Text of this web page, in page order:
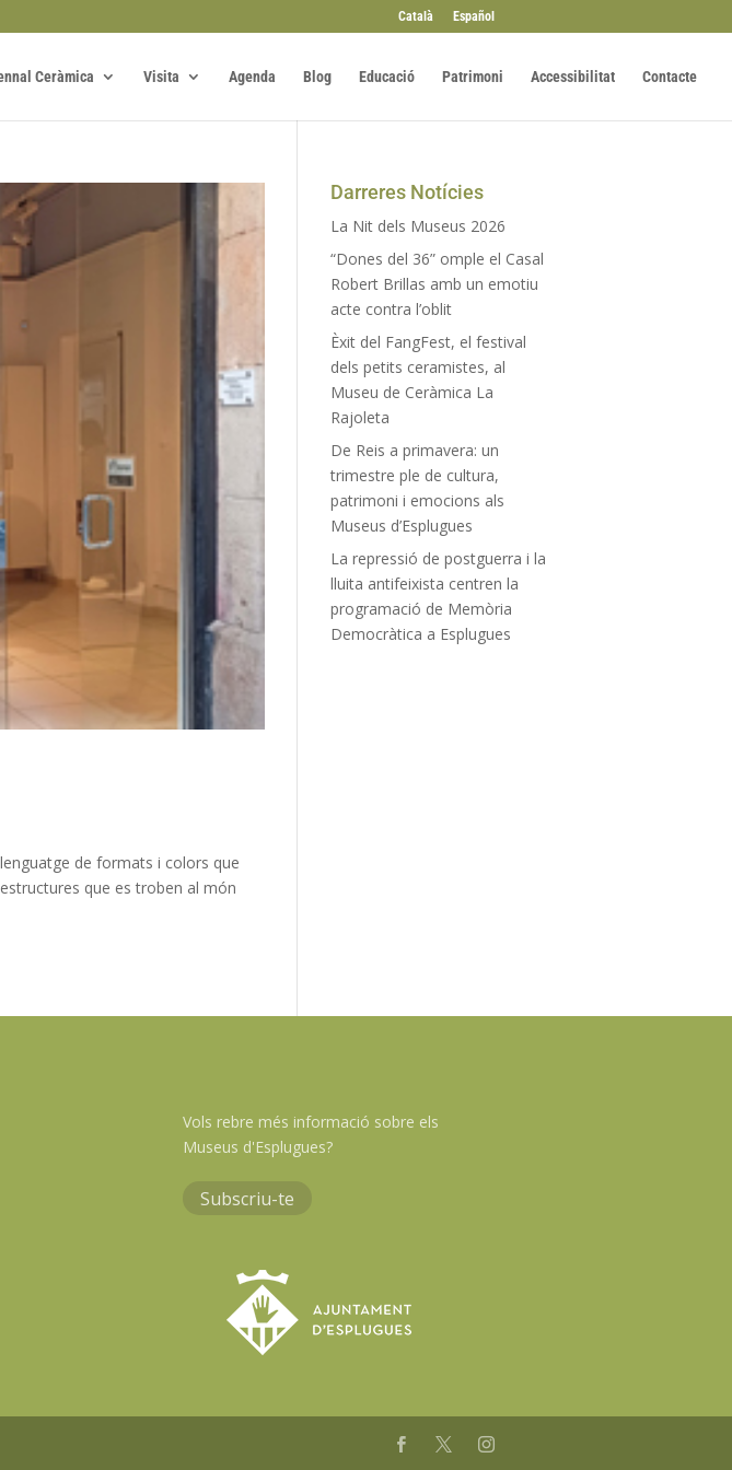
Català Español
Ceràmica Visita Agenda Blog Educació Patrimoni Accessibilitat Contacte
de formats i colors que
que es troben al món
Darreres Notícies
La Nit dels Museus 2026
“Dones del 36” omple el Casal
Robert Brillas amb un emotiu
acte contra l’oblit
Èxit del FangFest, el festival
dels petits ceramistes, al
Museu de Ceràmica La
Rajoleta
De Reis a primavera: un
trimestre ple de cultura,
patrimoni i emocions als
Museus d’Esplugues
La repressió de postguerra i la
lluita antifeixista centren la
programació de Memòria
Democràtica a Esplugues
Vols rebre més informació sobre els
Museus d'Esplugues?
Subscriu-te